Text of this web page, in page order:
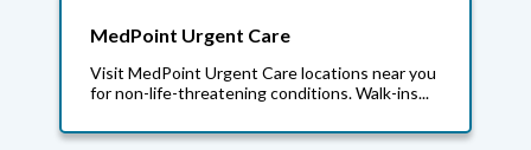
MedPoint Urgent Care
Visit MedPoint Urgent Care locations near you
for non-life-threatening conditions. Walk-ins...